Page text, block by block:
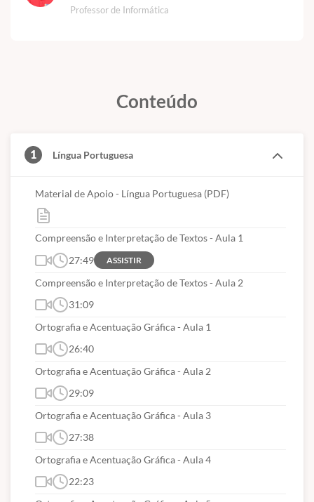
Professor de Informática
Conteúdo
1 Língua Portuguesa
Material de Apoio - Língua Portuguesa (PDF)
Compreensão e Interpretação de Textos - Aula 1
27:49
ASSISTIR
Compreensão e Interpretação de Textos - Aula 2
31:09
Ortografia e Acentuação Gráfica - Aula 1
26:40
Ortografia e Acentuação Gráfica - Aula 2
29:09
Ortografia e Acentuação Gráfica - Aula 3
27:38
Ortografia e Acentuação Gráfica - Aula 4
22:23